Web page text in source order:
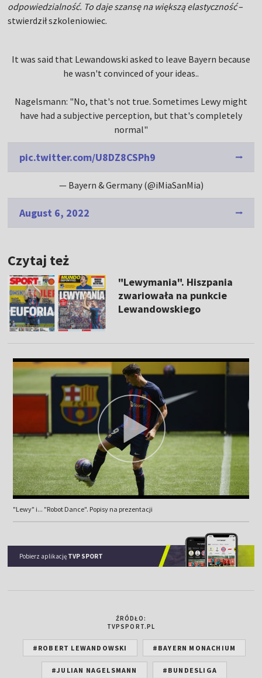
odpowiedzialność. To daje szansę na większą elastyczność–
stwierdził szkoleniowiec.
It was said that Lewandowski asked to leave Bayern because
he wasn't convinced of your ideas..
Nagelsmann: "No, that's not true. Sometimes Lewy might
have had a subjective perception, but that's completely
normal"
pic.twitter.com/U8DZ8CSPh9
— Bayern & Germany (@iMiaSanMia)
August 6, 2022
Czytaj też
"Lewymania". Hiszpania
zwariowała na punkcie
Lewandowskiego
"Lewy" i... "Robot Dance". Popisy na prezentacji
Pobierz aplikację TVP SPORT
ŹRÓDŁO:
TVPSPORT.PL
#ROBERT LEWANDOWSKI #BAYERN MONACHIUM
#JULIAN NAGELSMANN #BUNDESLIGA